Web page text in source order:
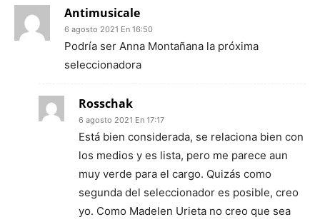
Antimusicale
6 agosto 2021 En 16:50
Podría ser Anna Montañana la próxima
seleccionadora
Rosschak
6 agosto 2021 En 17:17
Está bien considerada, se relaciona bien con
los medios y es lista, pero me parece aun
muy verde para el cargo. Quizás como
segunda del seleccionador es posible, creo
yo. Como Madelen Urieta no creo que sea